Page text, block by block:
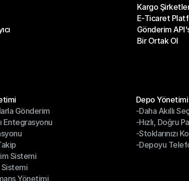
Kargo
Kargo
E-Ticaret
E-Ticaret
Gönderim
Gönderim API'si
Bir Ortak Ol
Gönderim
Gönderim
Entegrasyonu
Entegrasyonu
Sistemi
Sistemi
SistemiYönetimi
Depo Yönetimi
Depo Yönetimi
-Daha Akıllı
-Daha Akıllı
-Hızlı, Doğru
-Hızlı, Doğru
-Stoklarınızı
-Stoklarınızı
-Depoyu